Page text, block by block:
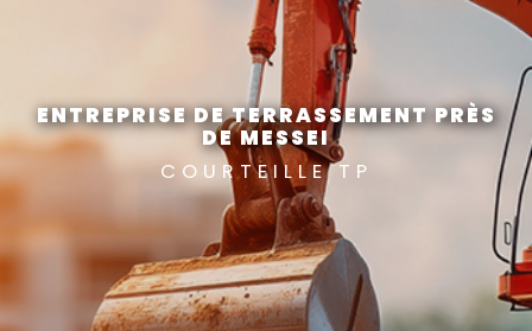
ENTREPRISE DE TERRASSEMENT PRÈS
DE MESSEI
COURTEILLE TP